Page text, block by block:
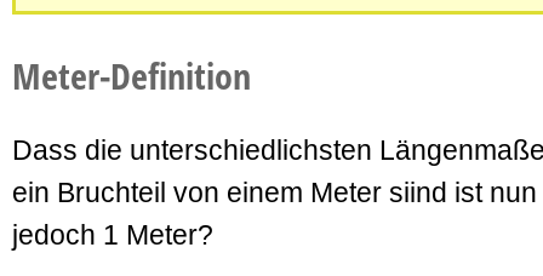
Meter-Definition
Dass die unterschiedlichsten
ein Bruchteil von einem Meter siind ist
jedoch 1 Meter?